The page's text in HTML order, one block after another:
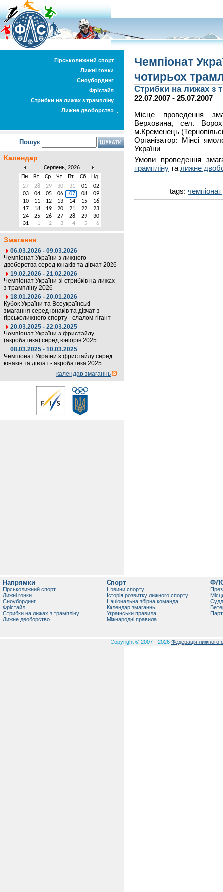
Гірськолижний спорт
Лижні гонки
Сноубординг
Фрістайл
Стрибки на лижах з трампліну
Лижне двоборство
Пошук
Календар
Серпень, 2026
Пн
Вт Ср Чт Пт Сб
Нд
27
28 29 30 31 01
02
03
04 05 06 07 08
09
10
11 12 13 14 15
16
17
18 19 20 21 22
23
24
25 26 27 28 29
30
31
1 2 3 4 5 6
Змагання
06.03.2026 - 09.03.2026
Чемпіонат України з лижного
двоборства серед юнаків та дівчат 2026
19.02.2026 - 21.02.2026
Чемпіонат України зі стрибків на лижах
з трампліну 2026
18.01.2026 - 20.01.2026
Кубок України та Всеукраїнські
змагання серед юнаків та дівчат з
гірськолижного спорту - слалом-гігант
20.03.2025 - 22.03.2025
Чемпіонат України з фристайлу
(акробатика) серед юніорів 2025
08.03.2025 - 10.03.2025
Чемпіонат України з фристайлу серед
юнаків та дівчат - акробатика 2025
календар змаганнь
Чемпіонат
чотирьох
Стрибки на лижах з
22.07.2007 - 25.07.2007
Місце проведення
Верховина, сел.
м.Кременець
Організатор: Мінсі
України
Умови проведення
трампліну та лижне
tags: чемпіонат
Напрямки
Гірськолижний спорт
Лижні гонки
Сноубординг
Фрістайл
Стрибки на лижах з трампліну
Лижне двоборство
Спорт
Новини спорту
Історія розвитку лижного спорту
Національна збірна команда
Календар змаганнь
Українськи правила
Міжнародні правила
Copyright © 2007 - 2026 Федерація лижного